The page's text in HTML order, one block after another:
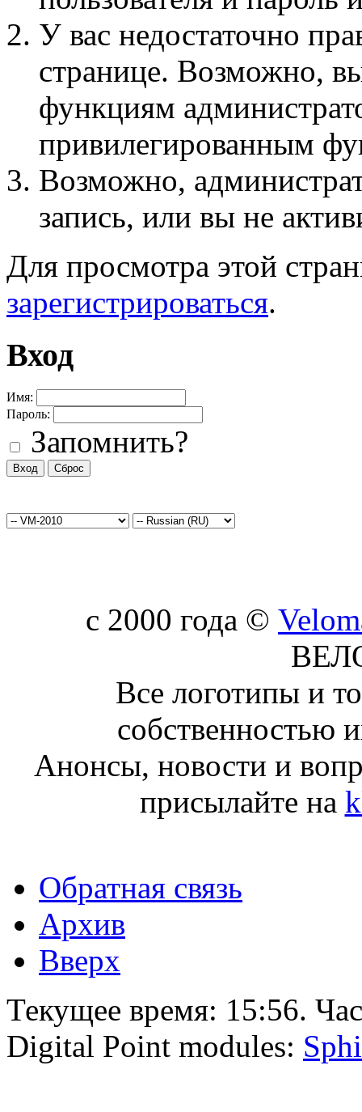
У вас недостаточно
странице. Возможно,
функциям
привилегированным
Возможно,
запись, или вы не
Для просмотра этой
зарегистрироваться.
Вход
Имя:
Пароль:
Запомнить?
c 2000 года ©
Все логотипы и
собственностью
Анонсы, новости и
присылайте на
Обратная связь
Архив
Вверх
Текущее время: 15:56.
Digital Point modules: